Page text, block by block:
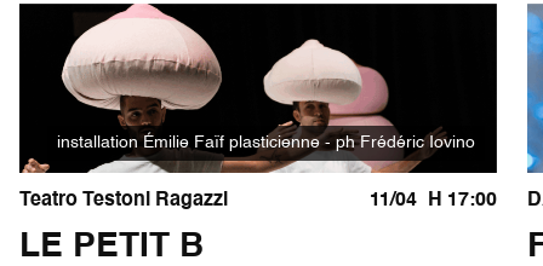
installation Émilie Faïf plasticienne - ph Frédéric Iovino
Teatro Testoni Ragazzi 11/04 H 17:00
LE PETIT B